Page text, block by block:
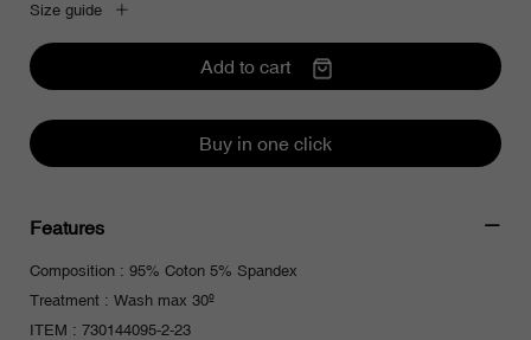
Size guide
Add to cart
Buy in one click
Features
Composition : 95% Coton 5% Spandex
Treatment : Wash max 30º
ITEM : 730144095-2-23